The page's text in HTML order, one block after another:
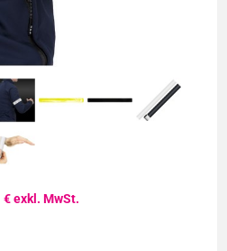
€ exkl. MwSt.